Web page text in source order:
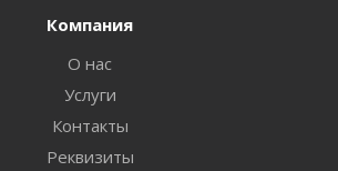
Компания
О нас
Услуги
Контакты
Реквизиты